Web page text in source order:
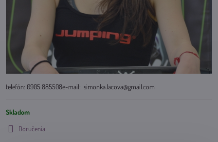
telefón: 0905 885508e-mail: simonka.lacova@gmail.com
Skladom
Doručenia